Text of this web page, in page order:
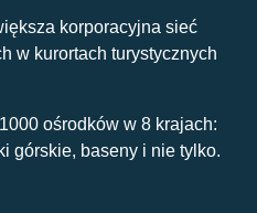
korporacyjna sieć
w kurortach turystycznych
ośrodków w 8 krajach:
górskie, baseny i nie tylko.